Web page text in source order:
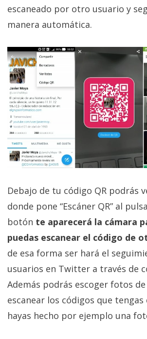
comunicación
encontrarás
todas las
noticias sobre
tecnología,
móviles,
ordenadores,
apps,
informática,
videojuegos,
comparativas,
trucos y
tutoriales.
El Grupo
(CC) 2006-
2026.Algunos
derechos
reservados
escaneado por otro usuario y
manera automática.
Debajo de tu código QR podrás
donde pone “Escáner QR” al
botón te aparecerá la cámara
puedas escanear el código de
de esa forma ser hará el
usuarios en Twitter a través de
Además podrás escoger fotos
escanear los códigos que tengas
hayas hecho por ejemplo una